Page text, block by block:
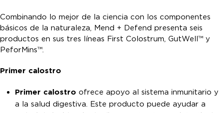
Combinando lo mejor de la ciencia con los componentes
básicos de la naturaleza, Mend + Defend presenta seis
productos en sus tres líneas First Colostrum, GutWell™ y
PeforMins™.
Primer calostro
Primer calostro ofrece apoyo al sistema inmunitario y
a la salud digestiva. Este producto puede ayudar a